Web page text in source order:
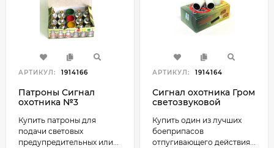
АРТИКУЛ: 1914166
Патроны Сигнал
охотника №3
Купить патроны для
подачи световых
предупредительных или...
АРТИКУЛ: 1914164
Сигнал охотника Гром
светозвуковой
Купить один из лучших
боеприпасов
отпугивающего действия...